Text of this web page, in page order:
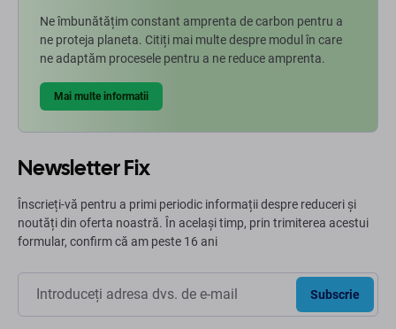
Ne îmbunătățim constant amprenta de carbon pentru a
ne proteja planeta. Citiți mai multe despre modul în care
ne adaptăm procesele pentru a ne reduce amprenta.
Mai multe informatii
Newsletter Fix
Înscrieți-vă pentru a primi periodic informații despre reduceri și
noutăți din oferta noastră. În același timp, prin trimiterea acestui
formular, confirm că am peste 16 ani
Subscrie